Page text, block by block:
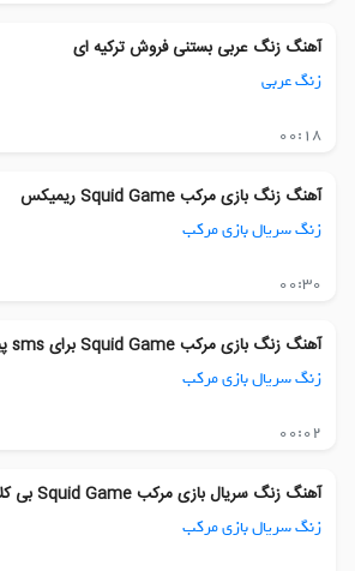
آهنگ زنگ عربی بستنی فروش ترکیه ای
زنگ عربی
00:18
آهنگ زنگ بازی مرکب Squid Game ریمیکس
زنگ سریال بازی مرکب
00:30
آهنگ زنگ بازی مرکب Squid Game برای sms پیامک
زنگ سریال بازی مرکب
00:02
آهنگ زنگ سریال بازی مرکب Squid Game بی کلام
زنگ سریال بازی مرکب